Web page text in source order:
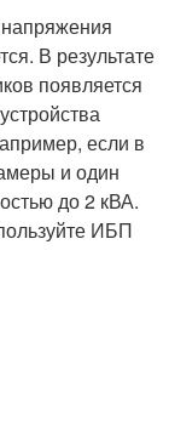
В результате
появляется
если в
и один
до 2 кВА.
ИБП